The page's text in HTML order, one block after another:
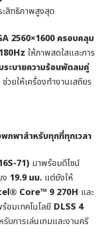
สิทธิภาพสูงสุด
2560×1600 ครอบคลุม
ให้ภาพสดใสและการ
ระบายความร้อนพัดลมคู่
ช่วยให้เครื่องทำงานเสถียร
กพาสำหรับทุกที่ทุกเวลา
71) มาพร้อมดีไซน์
ง 19.9 มม. แต่ยังให้
Core™ 9 270H และ
อมเทคโนโลยี DLSS 4
รับการเล่นเกมและงานครี